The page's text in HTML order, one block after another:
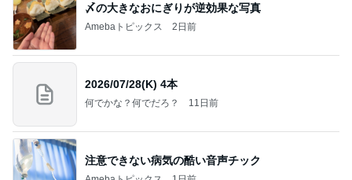
〆の大きなおにぎりが逆効果な写真
Amebaトピックス 2日前
2026/07/28(K) 4本
何でかな？何でだろ？ 11日前
注意できない病気の酷い音声チック